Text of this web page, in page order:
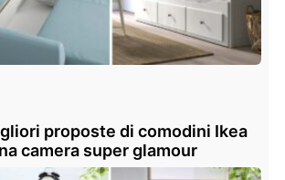
proposte di comodini Ikea
camera super glamour